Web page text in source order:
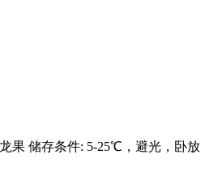
果 储存条件: 5-25℃，避光，卧放